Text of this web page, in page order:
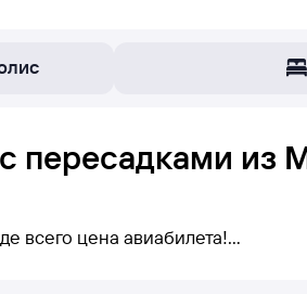
пересадками из
всего цена авиабилета!